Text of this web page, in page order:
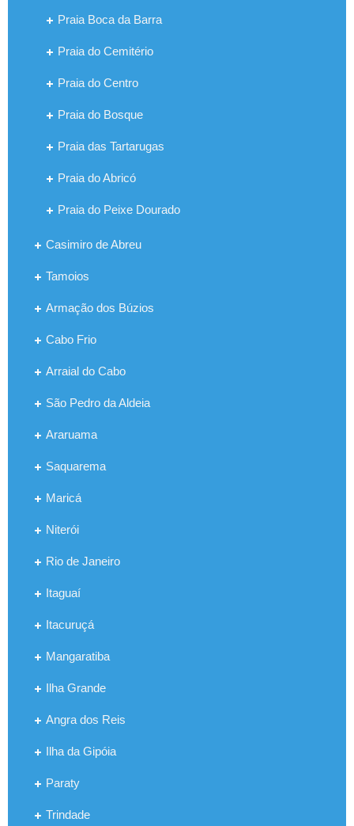
Praia Boca da Barra
Praia do Cemitério
Praia do Centro
Praia do Bosque
Praia das Tartarugas
Praia do Abricó
Praia do Peixe Dourado
Casimiro de Abreu
Tamoios
Armação dos Búzios
Cabo Frio
Arraial do Cabo
São Pedro da Aldeia
Araruama
Saquarema
Maricá
Niterói
Rio de Janeiro
Itaguaí
Itacuruçá
Mangaratiba
Ilha Grande
Angra dos Reis
Ilha da Gipóia
Paraty
Trindade